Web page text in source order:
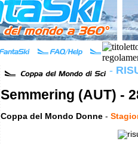
-
Semmering (AUT) -
Coppa del Mondo Donne -